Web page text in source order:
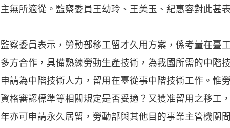
主無所適從。監察委員王幼玲、王美玉、紀惠容對此甚
監察委員表示，勞動部移工留才久用方案，係考量在臺
多方合作，具備熟練勞動生產技術，為我國所需的中階
申請為中階技術人力，留用在臺從事中階技術工作。惟
資格審認標準等相關規定是否妥適？又獲准留用之移工
年亦可申請永久居留，勞動部與其他目的事業主管機關